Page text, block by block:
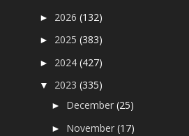
► 2026(132)
► 2025(383)
► 2024(427)
▼ 2023(335)
► December(25)
► November(17)